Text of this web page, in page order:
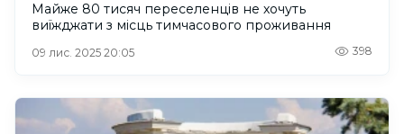
Майже 80 тисяч переселенців не хочуть
виїжджати з місць тимчасового проживання
09 лис. 2025 20:05 398